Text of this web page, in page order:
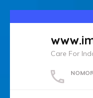
Care For